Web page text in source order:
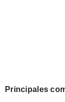
Principales